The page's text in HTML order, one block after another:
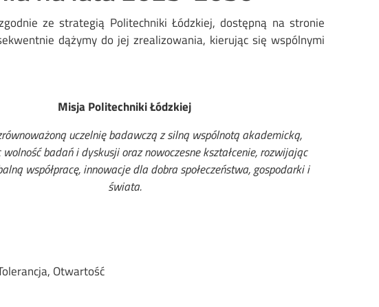
ze strategią Politechniki Łódzkiej, dostępną na stronie
dążymy do jej zrealizowania, kierując się wspólnymi
Misja Politechniki Łódzkiej
uczelnię badawczą z silną wspólnotą akademicką,
badań i dyskusji oraz nowoczesne kształcenie, rozwijając
współpracę, innowacje dla dobra społeczeństwa, gospodarki i
świata.
Otwartość